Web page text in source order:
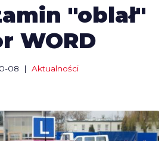
"oblał"
WORD
08 Aktualności